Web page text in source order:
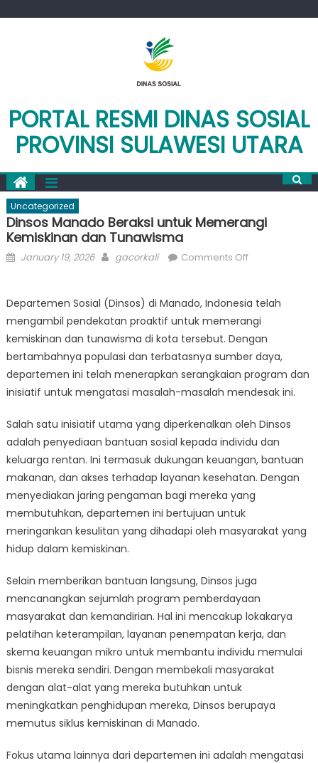
PORTAL RESMI DINAS SOSIAL
PROVINSI SULAWESI UTARA
Uncategorized
Dinsos Manado Beraksi untuk Memerangi
Kemiskinan dan Tunawisma
Posted
January 19, 2026 Author
gacorkali Comments Offon
Beraksi
untuk
Memerangi
Kemiskinan
dan
Tunawisma
Departemen Sosial (Dinsos) di Manado, Indonesia telah
mengambil pendekatan proaktif untuk memerangi
kemiskinan dan tunawisma di kota tersebut. Dengan
bertambahnya populasi dan terbatasnya sumber daya,
departemen ini telah menerapkan serangkaian program dan
inisiatif untuk mengatasi masalah-masalah mendesak ini.
Salah satu inisiatif utama yang diperkenalkan oleh Dinsos
adalah penyediaan bantuan sosial kepada individu dan
keluarga rentan. Ini termasuk dukungan keuangan, bantuan
makanan, dan akses terhadap layanan kesehatan. Dengan
menyediakan jaring pengaman bagi mereka yang
membutuhkan, departemen ini bertujuan untuk
meringankan kesulitan yang dihadapi oleh masyarakat yang
hidup dalam kemiskinan.
Selain memberikan bantuan langsung, Dinsos juga
mencanangkan sejumlah program pemberdayaan
masyarakat dan kemandirian. Hal ini mencakup lokakarya
pelatihan keterampilan, layanan penempatan kerja, dan
skema keuangan mikro untuk membantu individu memulai
bisnis mereka sendiri. Dengan membekali masyarakat
dengan alat-alat yang mereka butuhkan untuk
meningkatkan penghidupan mereka, Dinsos berupaya
memutus siklus kemiskinan di Manado.
Fokus utama lainnya dari departemen ini adalah mengatasi